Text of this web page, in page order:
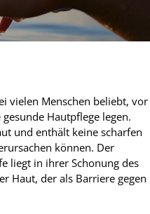
vielen Menschen beliebt, vor
Hautpflege legen.
und enthält keine scharfen
können. Der
liegt in ihrer Schonung des
Haut, der als Barriere gegen